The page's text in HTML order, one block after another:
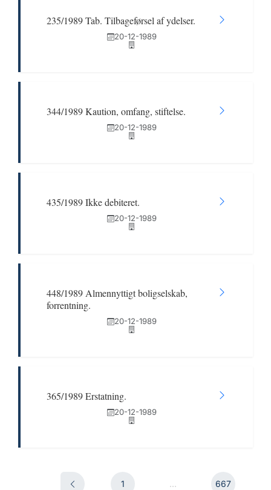
235/1989 Tab. Tilbageførsel af ydelser.
20-12-1989
344/1989 Kaution, omfang, stiftelse.
20-12-1989
435/1989 Ikke debiteret.
20-12-1989
448/1989 Almennyttigt boligselskab,
forrentning.
20-12-1989
365/1989 Erstatning.
20-12-1989
1 ... 667